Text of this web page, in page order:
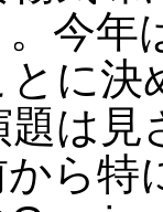
今年
に決
題は
ら特